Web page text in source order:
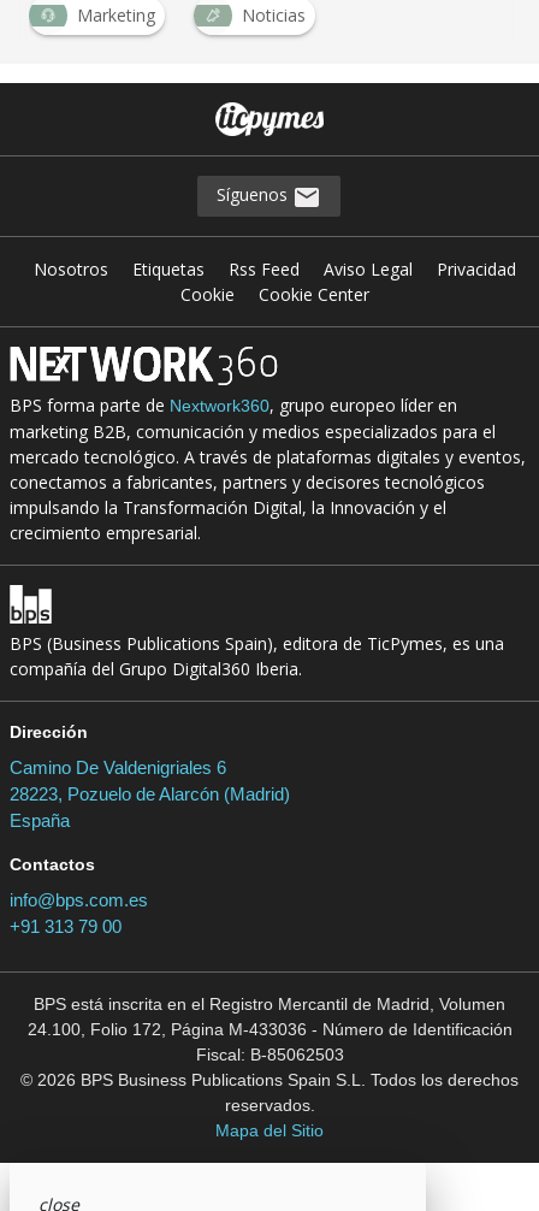
Marketing Noticias
Síguenos
Nosotros Etiquetas Rss Feed Aviso Legal
Privacidad
Cookie
Cookie Center
BPS forma parte de Nextwork360, grupo europeo líder en
marketing B2B, comunicación y medios especializados para el
mercado tecnológico. A través de plataformas digitales y eventos,
conectamos a fabricantes, partners y decisores tecnológicos
impulsando la Transformación Digital, la Innovación y el
crecimiento empresarial.
BPS (Business Publications Spain), editora de TicPymes, es una
compañía del Grupo Digital360 Iberia.
Dirección
Camino De Valdenigriales 6
28223, Pozuelo de Alarcón (Madrid)
España
Contactos
info@bps.com.es
+91 313 79 00
BPS está inscrita en el Registro Mercantil de Madrid, Volumen
24.100, Folio 172, Página M-433036 - Número de Identificación
Fiscal: B-85062503
© 2026 BPS Business Publications Spain S.L. Todos los derechos
reservados.
Mapa del Sitio
close